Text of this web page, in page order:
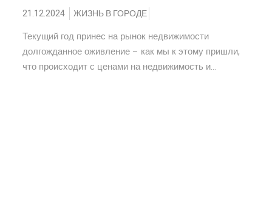
21.12.2024 ЖИЗНЬ В ГОРОДЕ
Текущий год принес на рынок недвижимости
долгожданное оживление – как мы к этому пришли,
что происходит с ценами на недвижимость и...